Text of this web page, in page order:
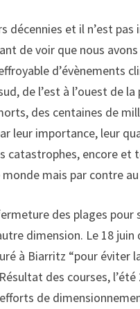
décennies et il n’est
de voir que nous
de l’est à l’ouest de
des centaines de
leur importance, leur
catastrophes, encore et
mais par contre
des plages pour
dimension. Le 18
à Biarritz “pour éviter
des courses,
de